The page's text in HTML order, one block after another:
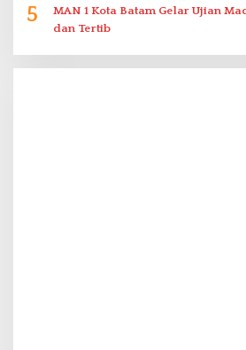
5
MAN 1 Kota Batam Gelar Ujian
dan Tertib